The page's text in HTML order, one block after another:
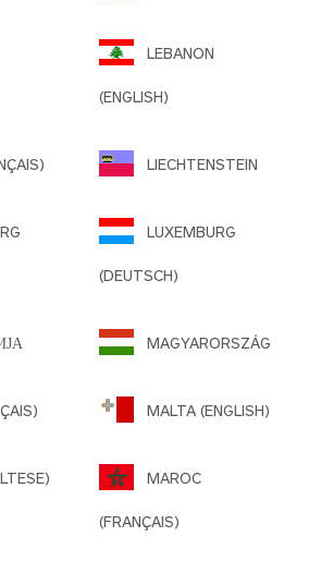
LEBANON
(ENGLISH)
LIECHTENSTEIN
LUXEMBURG
(DEUTSCH)
MAGYARORSZÁG
MALTA (ENGLISH)
MAROC
(FRANÇAIS)